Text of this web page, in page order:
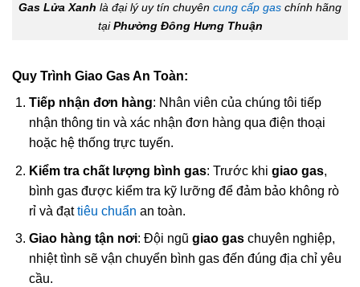
Gas Lửa Xanh là đại lý uy tín chuyên cung cấp gas chính hãng
tạiPhường Đông Hưng Thuận
Quy Trình Giao Gas An Toàn:
Tiếp nhận đơn hàng: Nhân viên của chúng tôi tiếp
nhận thông tin và xác nhận đơn hàng qua điện thoại
hoặc hệ thống trực tuyến.
Kiểm tra chất lượng bình gas: Trước khi giao gas,
bình gas được kiểm tra kỹ lưỡng để đảm bảo không rò
rỉ và đạttiêu chuẩn an toàn.
Giao hàng tận nơi: Đội ngũ giao gaschuyên nghiệp,
nhiệt tình sẽ vận chuyển bình gas đến đúng địa chỉ yêu
cầu.